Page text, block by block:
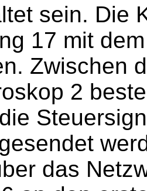
sein. Die
17 mit
Zwischen
2
das